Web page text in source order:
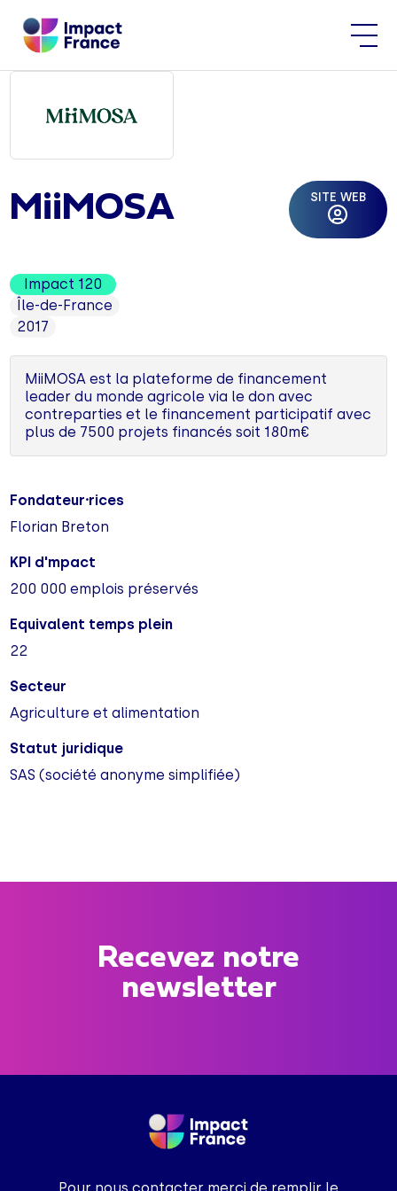
MiiMOSA SITE WEB
Impact 120
Île-de-France
2017
MiiMOSA est la plateforme de financement
leader du monde agricole via le don avec
contreparties et le financement participatif avec
plus de 7500 projets financés soit 180m€
Fondateur⸱rices
Florian Breton
KPI d'mpact
200 000 emplois préservés
Equivalent temps plein
22
Secteur
Agriculture et alimentation
Statut juridique
SAS (société anonyme simplifiée)
Recevez notre
newsletter